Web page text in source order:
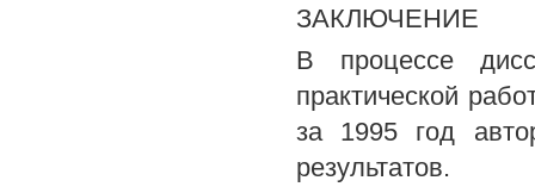
ЗАКЛЮЧЕНИЕ
В процессе
практической
за 1995 год
результатов.